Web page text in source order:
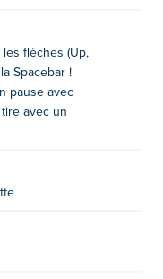
les flèches (Up,
Spacebar !
pause avec
avec un